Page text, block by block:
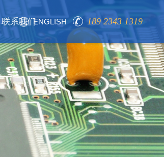
联系我们ENGLISH 189 2343 1319